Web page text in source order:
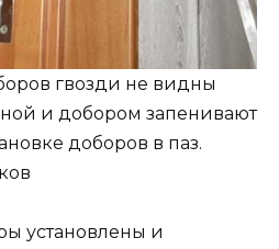
гвозди не видны
и добором запенивают
доборов в паз.
установлены и